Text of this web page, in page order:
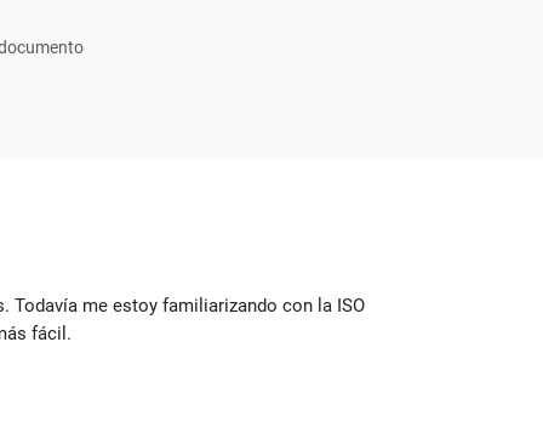
me estoy familiarizando con la ISO
fácil.